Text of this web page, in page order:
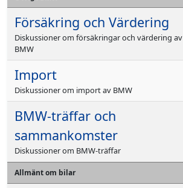
Försäkring och Värdering
Diskussioner om försäkringar och värdering av
BMW
Import
Diskussioner om import av BMW
BMW-träffar och
sammankomster
Diskussioner om BMW-träffar
Allmänt om bilar